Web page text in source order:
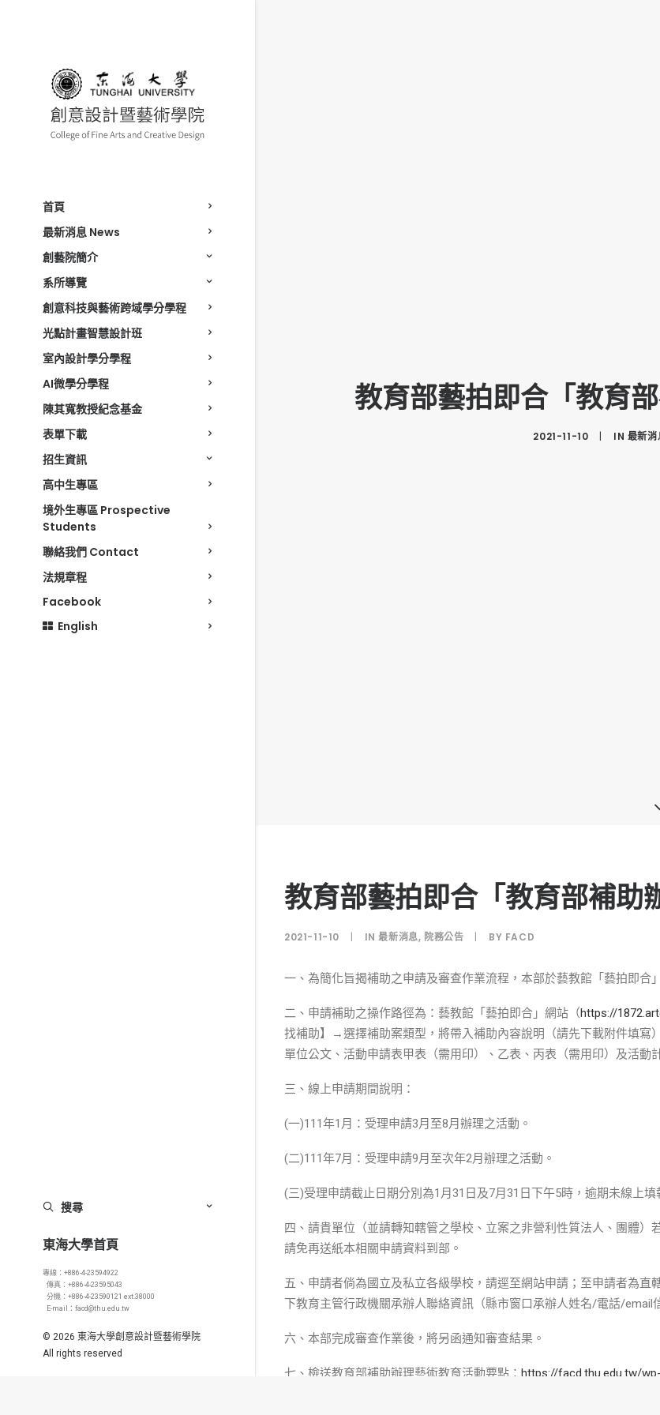
首頁
最新消息 News
創藝院簡介
系所導覽
創意科技與藝術跨域學分學程
光點計畫智慧設計班
室內設計學分學程
AI微學分學程
陳其寬教授紀念基金
表單下載
招生資訊
高中生專區
境外生專區 Prospective
Students
聯絡我們 Contact
法規章程
Facebook
English
搜尋
東海大學首頁
專線：+886-4-23594922
傳真：+886-4-23595043
分機：+886-4-23590121 ext.38000
E-mail：facd@thu.edu.tw
© 2026 東海大學創意設計暨藝術學院
All rights reserved
教育部藝拍即合「教育
2021-11-10 | IN 最新消
教育部藝拍即合「教育部補助
2021-11-10 | IN最新消息, 院務公告 | BY FACD
一、為簡化旨揭補助之申請及審查作業流程，本部於藝教館「藝拍即合
二、申請補助之操作路徑為：藝教館「藝拍即合」網站（https://
找補助】→選擇補助案類型，將帶入補助內容說明（請先下載附件填
單位公文、活動申請表甲表（需用印）、乙表、丙表（需用印）及活
三、線上申請期間說明：
(一)111年1月：受理申請3月至8月辦理之活動。
(二)111年7月：受理申請9月至次年2月辦理之活動。
(三)受理申請截止日期分別為1月31日及7月31日下午5時，逾期未線上
四、請貴單位（並請轉知轄管之學校、立案之非營利性質法人、團體
請免再送紙本相關申請資料到部。
五、申請者倘為國立及私立各級學校，請逕至網站申請；至申請者為
下教育主管行政機關承辦人聯絡資訊（縣市窗口承辦人姓名/電話/email
六、本部完成審查作業後，將另函通知審查結果。
七、檢送教育部補助辦理藝術教育活動要點： https://facd.thu.edu.tw/